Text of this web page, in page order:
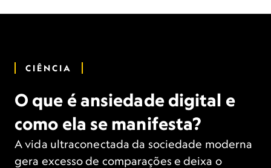
CIÊNCIA
O que é ansiedade digital e
como ela se manifesta?
A vida ultraconectada da sociedade moderna
gera excesso de comparações e deixa o